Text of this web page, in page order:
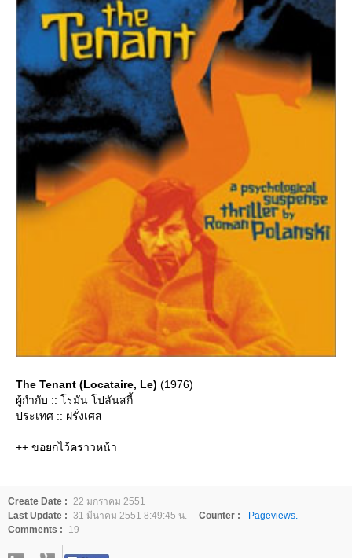
The Tenant (Locataire, Le) (1976)
ผู้กำกับ :: โรมัน โปลันสกี้
ประเทศ :: ฝรั่งเศส
++ ขอยกไว้คราวหน้า
Create Date :
22 มกราคม 2551
Last Update : 31 มีนาคม 2551 8:49:45 น. Counter :
Pageviews.
Comments :
19